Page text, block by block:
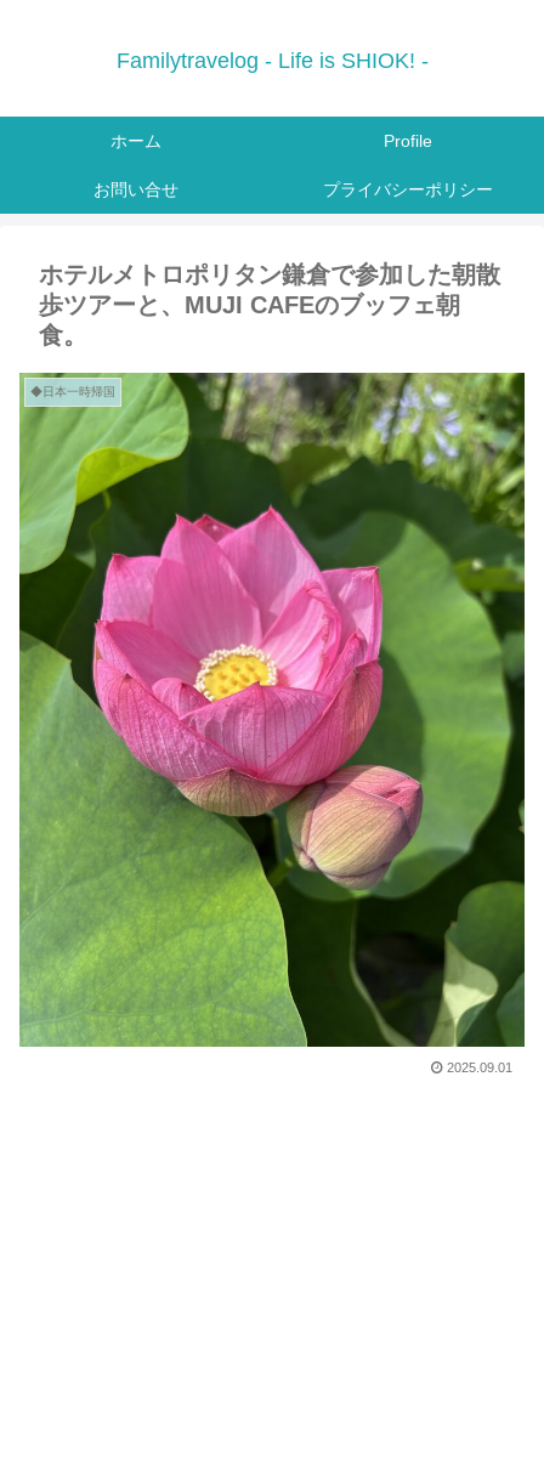
Familytravelog - Life is SHIOK! -
ホーム Profile
お問い合せ プライバシーポリシー
ホテルメトロポリタン鎌倉で参加した朝散
歩ツアーと、MUJI CAFEのブッフェ朝
食。
◆日本一時帰国
2025.09.01